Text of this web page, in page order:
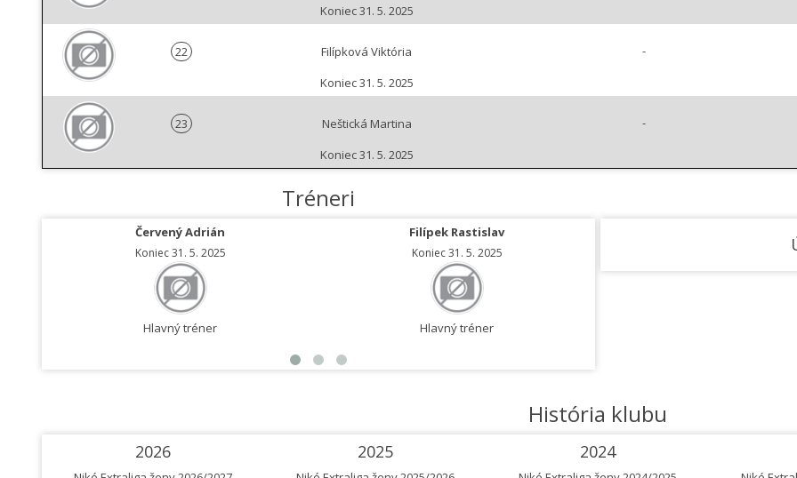
Koniec 31. 5. 2025
22
Filípková Viktória
Koniec 31. 5. 2025
-
23
Neštická Martina
Koniec 31. 5. 2025
-
Tréneri
Červený Adrián
Koniec 31. 5. 2025
Hlavný tréner
Filípek Rastislav
Koniec 31. 5. 2025
Hlavný tréner
História klubu
2026 2025 2024